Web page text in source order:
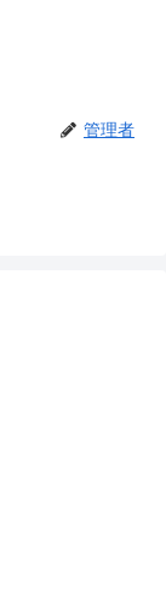
管理者